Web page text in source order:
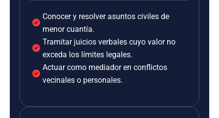
Conocer y resolver asuntos civiles de
menor cuantía.
Tramitar juicios verbales cuyo valor no
exceda los límites legales.
Actuar como mediador en conflictos
vecinales o personales.